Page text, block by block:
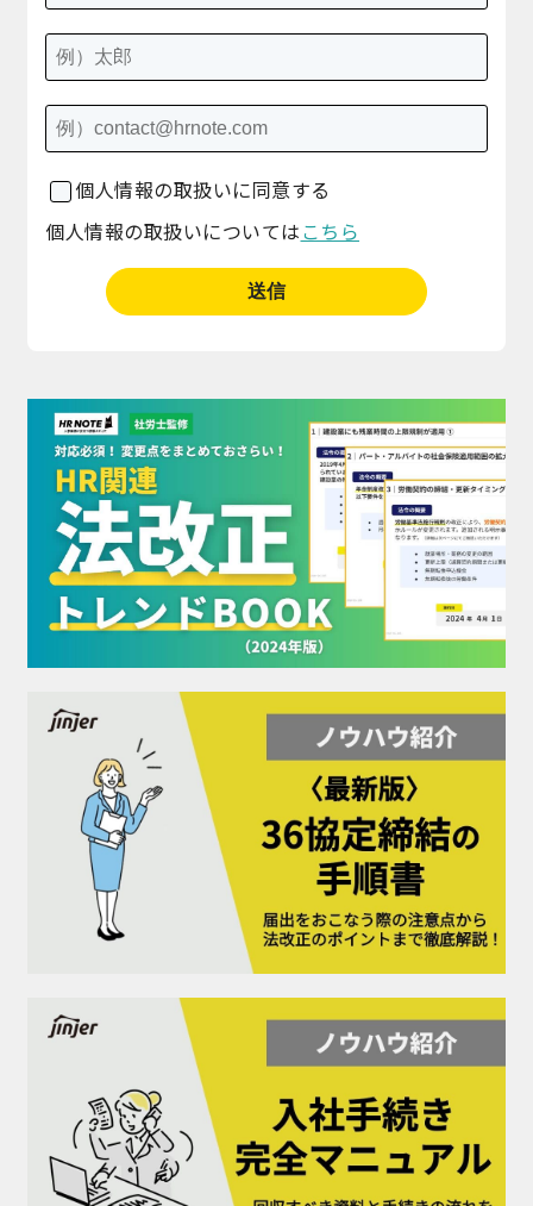
個人情報の取扱いに同意する
個人情報の取扱いについては こちら